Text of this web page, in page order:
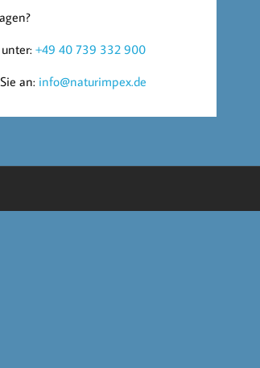
unter:+49 40 739 332 900
an: info@naturimpex.de